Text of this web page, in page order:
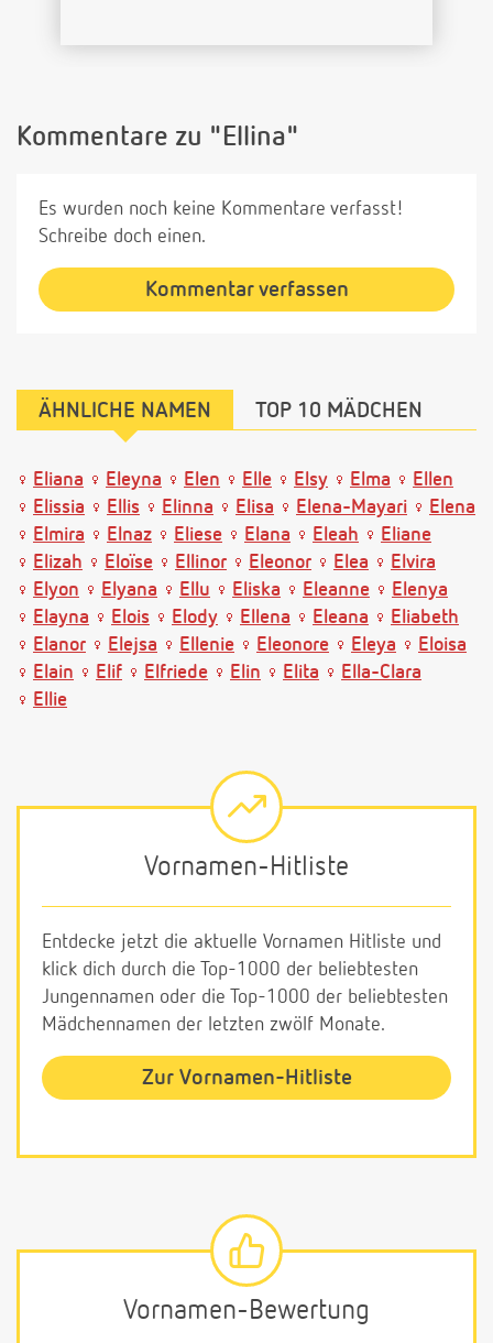
Kommentare zu "Ellina"
Es wurden noch keine Kommentare verfasst!
Schreibe doch einen.
Kommentar verfassen
ÄHNLICHE NAMEN TOP 10 MÄDCHEN
Eliana Eleyna Elen Elle Elsy Elma
Ellen
Elissia
Ellis Elinna Elisa Elena-Mayari
Elena
Elmira
Elnaz Eliese Elana Eleah
Eliane
Elizah
Eloïse Ellinor Eleonor Elea
Elvira
Elyon
Elyana Ellu Eliska Eleanne
Elenya
Elayna
Elois Elody Ellena Eleana
Eliabeth
Elanor
Elejsa Ellenie Eleonore Eleya
Eloisa
Elain
Elif Elfriede Elin Elita
Ella-Clara
Ellie
Vornamen-Hitliste
Entdecke jetzt die aktuelle Vornamen Hitliste und
klick dich durch die Top-1000 der beliebtesten
Jungennamen oder die Top-1000 der beliebtesten
Mädchennamen der letzten zwölf Monate.
Zur Vornamen-Hitliste
Vornamen-Bewertung